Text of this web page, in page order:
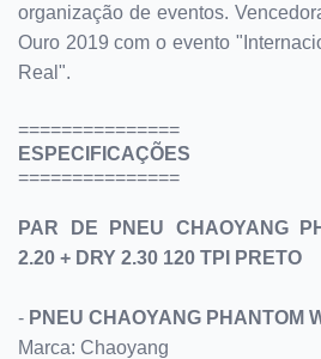
organização de eventos.
Ouro 2019 com o evento
Real".
===============
ESPECIFICAÇÕES
===============
PAR DE PNEU CHAOYANG
2.20 + DRY 2.30 120 TPI PRETO
- PNEU CHAOYANG PHANTOM
Marca: Chaoyang